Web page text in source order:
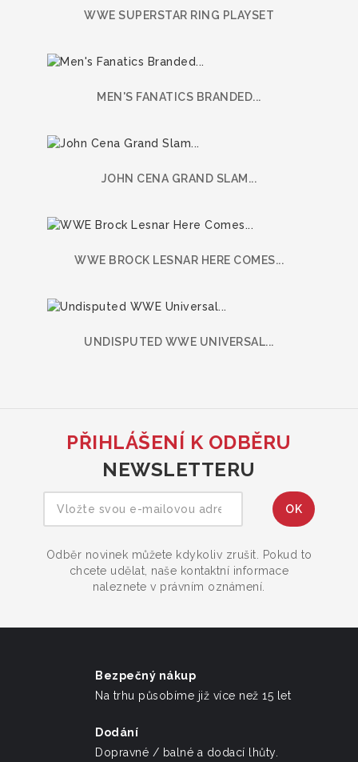
WWE SUPERSTAR RING PLAYSET
MEN'S FANATICS BRANDED...
JOHN CENA GRAND SLAM...
WWE BROCK LESNAR HERE COMES...
UNDISPUTED WWE UNIVERSAL...
PŘIHLÁŠENÍ K ODBĚRU
NEWSLETTERU
Odběr novinek můžete kdykoliv zrušit. Pokud to
chcete udělat, naše kontaktní informace
naleznete v právním oznámení.
Bezpečný nákup
Na trhu působíme již více než 15 let
Dodání
Dopravné / balné a dodací lhůty.